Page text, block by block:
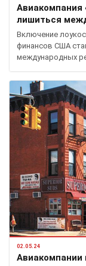
лишиться
Включение
финансов США
международных
02.05.24
Авиакомпании